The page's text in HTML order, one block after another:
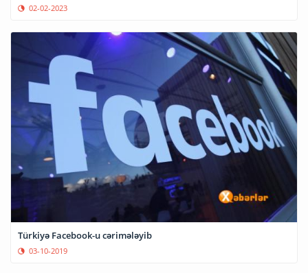
02-02-2023
Türkiyə Facebook-u cərimələyib
03-10-2019